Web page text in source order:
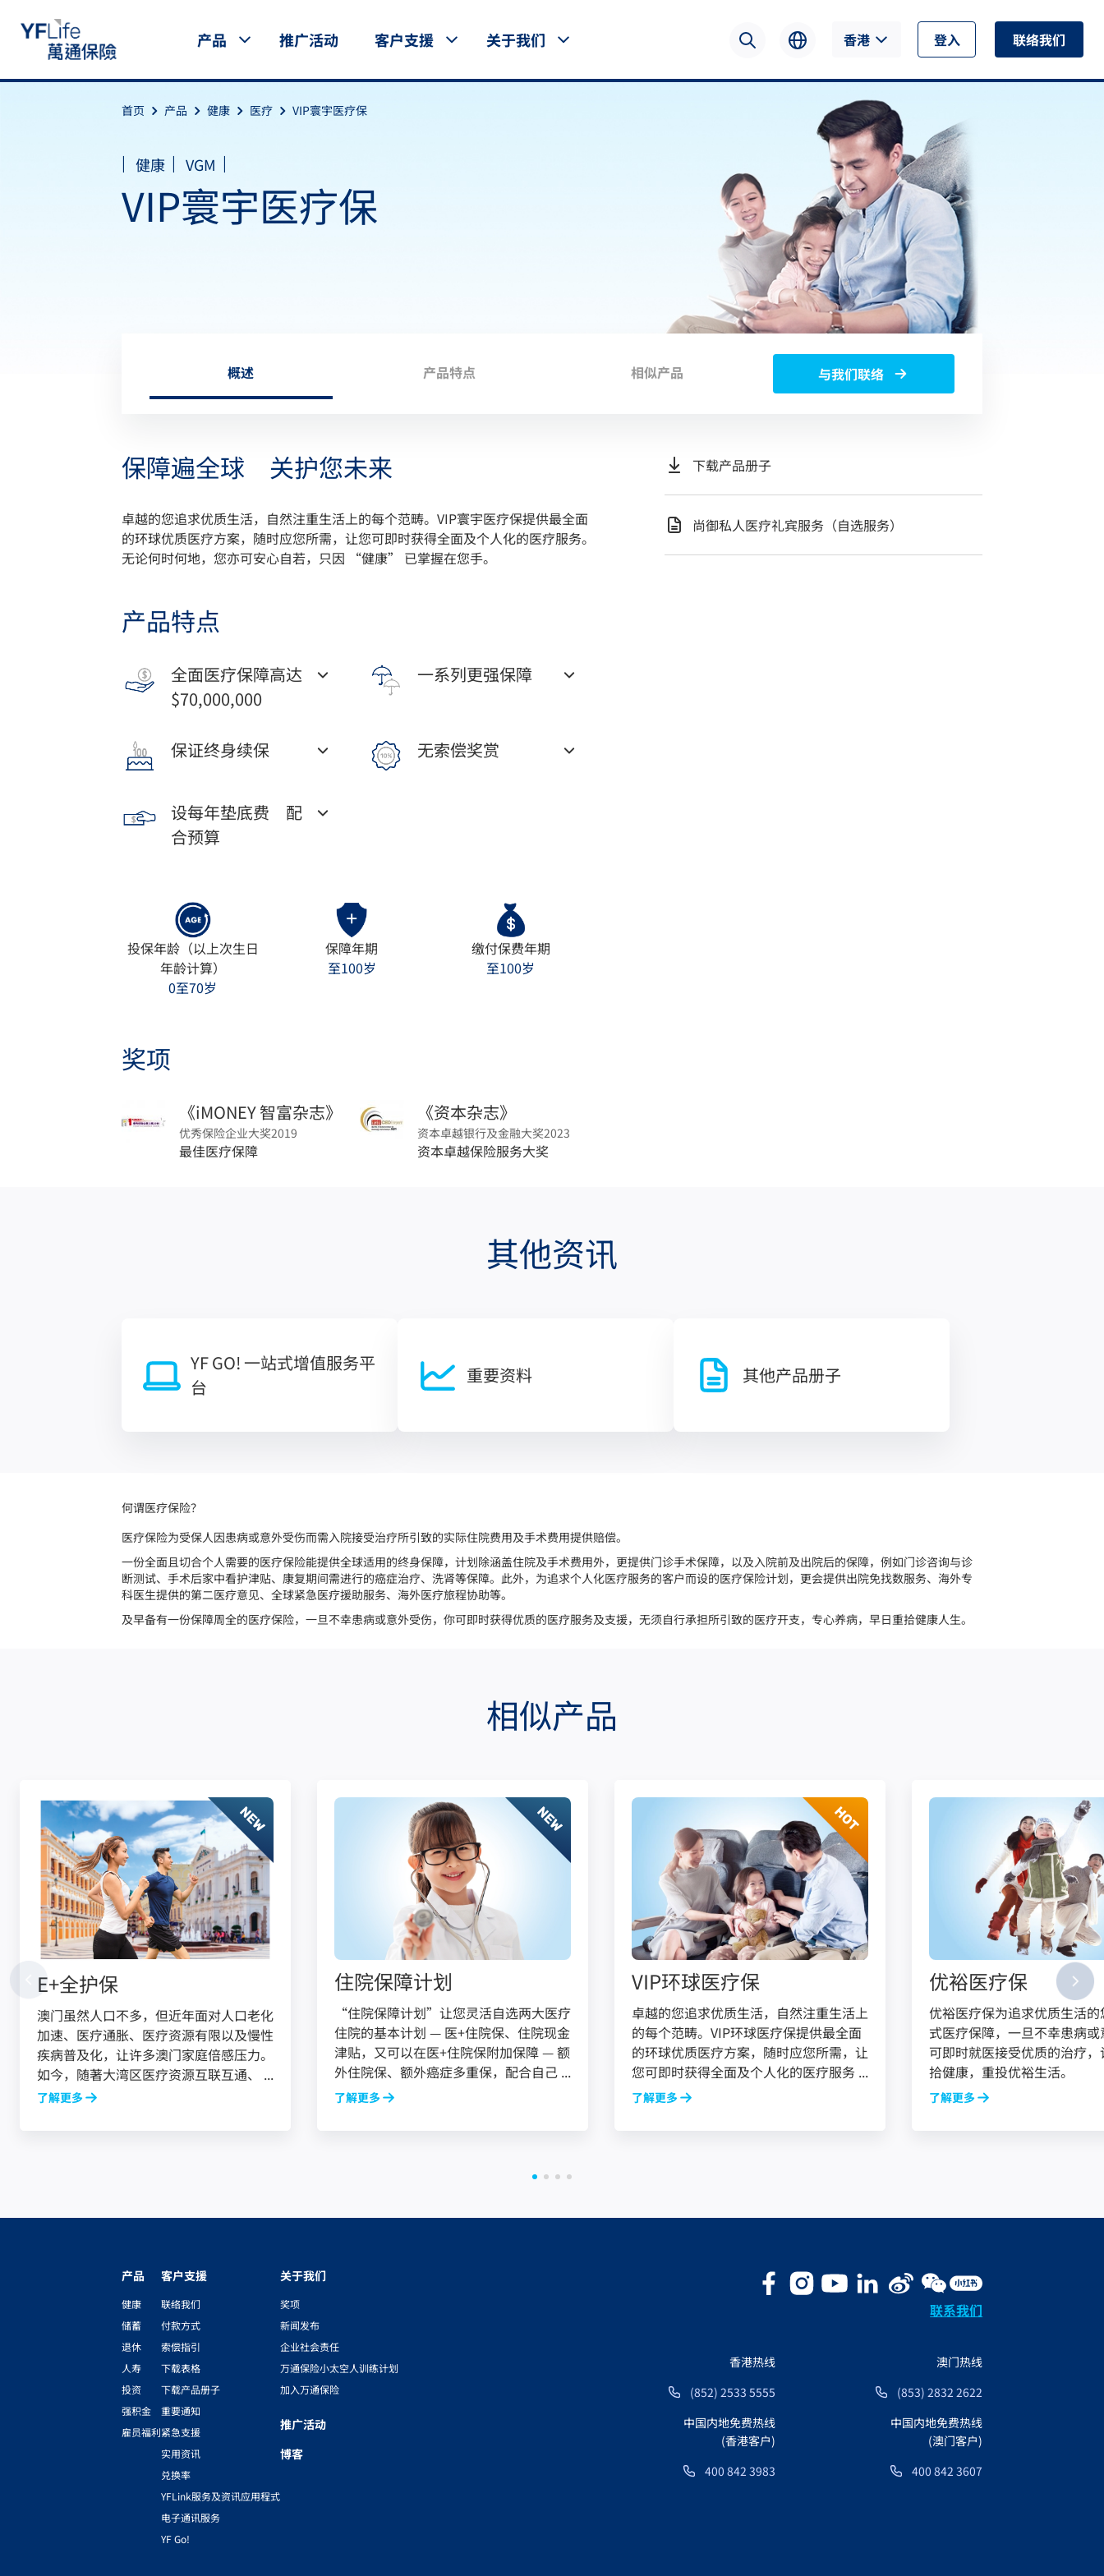
产品 推广活动 客户支援 关于我们 香港 登入 联络我们
首页 产品 健康 医疗 VIP寰宇医疗保
| 健康 | VGM |
VIP寰宇医疗保
概述 产品特点 相似产品 与我们联络
保障遍全球 关护您未来
卓越的您追求优质生活，自然注重生活上的每个范畴。VIP寰宇医疗保提供最全面
的环球优质医疗方案，随时应您所需，让您可即时获得全面及个人化的医疗服务。
无论何时何地，您亦可安心自若，只因 “健康” 已掌握在您手。
产品特点
全面医疗保障高达
$70,000,000
一系列更强保障
保证终身续保 无索偿奖赏
设每年垫底费 配
合预算
投保年龄（以上次生日
年龄计算）
0至70岁
保障年期
至100岁
缴付保费年期
至100岁
奖项
《iMONEY 智富杂志》
优秀保险企业大奖2019
最佳医疗保障
《资本杂志》
资本卓越银行及金融大奖2023
资本卓越保险服务大奖
下载产品册子
尚御私人医疗礼宾服务（自选服务）
其他资讯
YF GO! 一站式增值服务平
台
重要资料 其他产品册子
何谓医疗保险？
医疗保险为受保人因患病或意外受伤而需入院接受治疗所引致的实际住院费用及手术费用提供赔偿。
一份全面且切合个人需要的医疗保险能提供全球适用的终身保障，计划除涵盖住院及手术费用外，更提供门诊手术保障，以及入院前及出院后的保障，例如门诊咨询与诊
断测试、手术后家中看护津贴、康复期间需进行的癌症治疗、洗肾等保障。此外，为追求个人化医疗服务的客户而设的医疗保险计划，更会提供出院免找数服务、海外专
科医生提供的第二医疗意见、全球紧急医疗援助服务、海外医疗旅程协助等。
及早备有一份保障周全的医疗保险，一旦不幸患病或意外受伤，你可即时获得优质的医疗服务及支援，无须自行承担所引致的医疗开支，专心养病，早日重拾健康人生。
相似产品
E+全护保
澳门虽然人口不多，但近年面对人口老化
加速、医疗通胀、医疗资源有限以及慢性
疾病普及化，让许多澳门家庭倍感压力。
如今，随著大湾区医疗资源互联互通、 ...
了解更多
住院保障计划
“住院保障计划”让您灵活自选两大医疗
住院的基本计划 — 医+住院保、住院现金
津贴，又可以在医+住院保附加保障 — 额
外住院保、额外癌症多重保，配合自己 ...
了解更多
VIP环球医疗保
卓越的您追求优质生活，自然注重生活上
的每个范畴。VIP环球医疗保提供最全面
的环球优质医疗方案，随时应您所需，让
您可即时获得全面及个人化的医疗服务 ...
了解更多
优裕医疗保
优裕医疗保为追求优质生活
式医疗保障，一旦不幸患病
可即时就医接受优质的治疗
拾健康，重投优裕生活。
了解更多
产品
健康
储蓄
退休
人寿
投资
强积金
雇员福利
客户支援
联络我们
付款方式
索偿指引
下载表格
下载产品册子
重要通知
紧急支援
实用资讯
兑换率
YFLink服务及资讯应用程式
电子通讯服务
YF Go!
关于我们
奖项
新闻发布
企业社会责任
万通保险小太空人训练计划
加入万通保险
推广活动
博客
联系我们
香港热线
(852) 2533 5555
中国内地免费热线
(香港客户)
400 842 3983
澳门热线
(853) 2832 2622
中国内地免费热线
(澳门客户)
400 842 3607